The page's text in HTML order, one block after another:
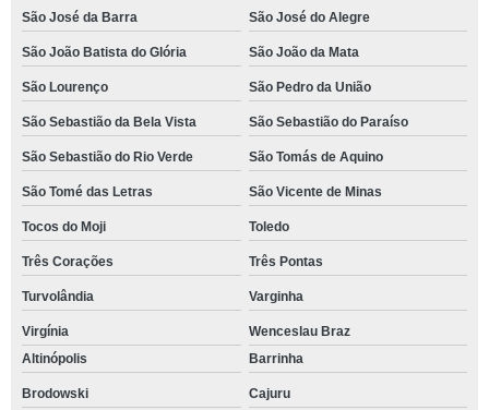
São José da Barra São José do Alegre
São João Batista do Glória São João da Mata
São Lourenço São Pedro da União
São Sebastião da Bela Vista São Sebastião do Paraíso
São Sebastião do Rio Verde São Tomás de Aquino
São Tomé das Letras São Vicente de Minas
Tocos do Moji Toledo
Três Corações Três Pontas
Turvolândia Varginha
Virgínia
Wenceslau Braz
Altinópolis
Barrinha
Brodowski Cajuru